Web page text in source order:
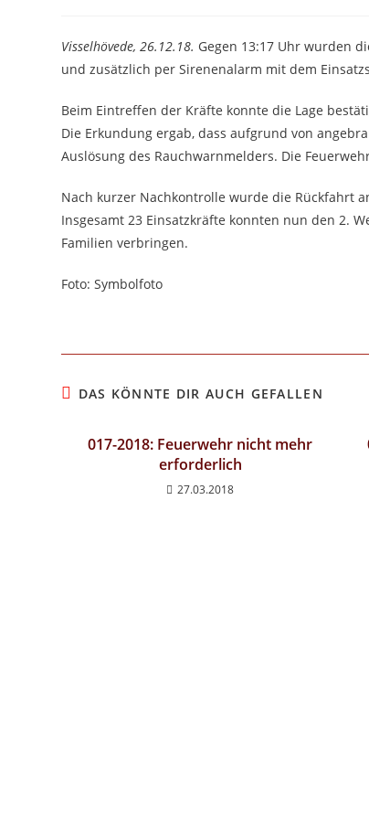
Visselhövede, 26.12.18. Gegen 13:17 Uhr wurden
und zusätzlich per Sirenenalarm mit dem
Beim Eintreffen der Kräfte konnte die Lage
Die Erkundung ergab, dass aufgrund von
Auslösung des Rauchwarnmelders. Die
Nach kurzer Nachkontrolle wurde die Rückfahrt
Insgesamt 23 Einsatzkräfte konnten nun den 2.
Familien verbringen.
Foto: Symbolfoto
DAS KÖNNTE DIR AUCH GEFALLEN
017-2018: Feuerwehr nicht mehr
erforderlich
27.03.2018